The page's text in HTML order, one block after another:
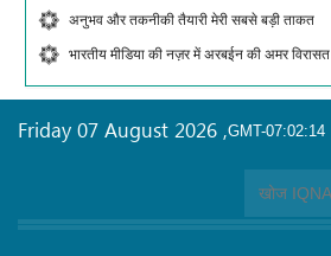
अनुभव और तकनीकी तैयारी मेरी सबसे बड़ी ताकत
भारतीय मीडिया की नज़र में अरबईन की अमर विरासत
GMT-07:02:14
Friday 07 August 2026 ,